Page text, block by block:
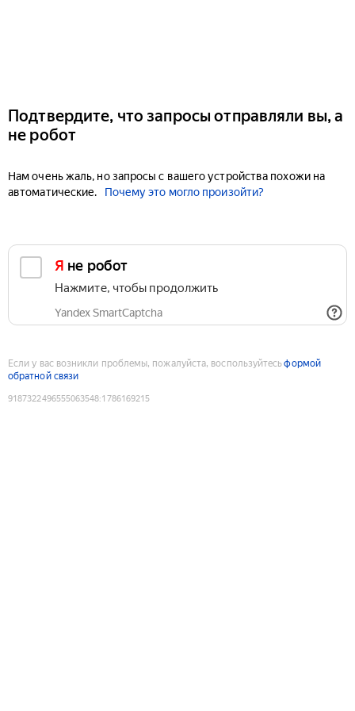
Подтвердите, что запросы отправляли вы, а
не робот
Нам очень жаль, но запросы с вашего устройства похожи на
автоматические.
Почему это могло произойти?
Я не робот
Нажмите, чтобы продолжить
Yandex SmartCaptcha
Если у вас возникли проблемы, пожалуйста, воспользуйтесьформой
обратной связи
9187322496555063548:1786169215